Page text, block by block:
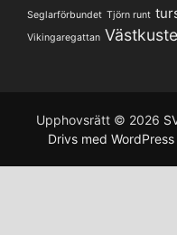
Seglarförbundet Tjörn runt
Vikingaregattan
Upphovsrätt © 2026
Drivs med WordPress